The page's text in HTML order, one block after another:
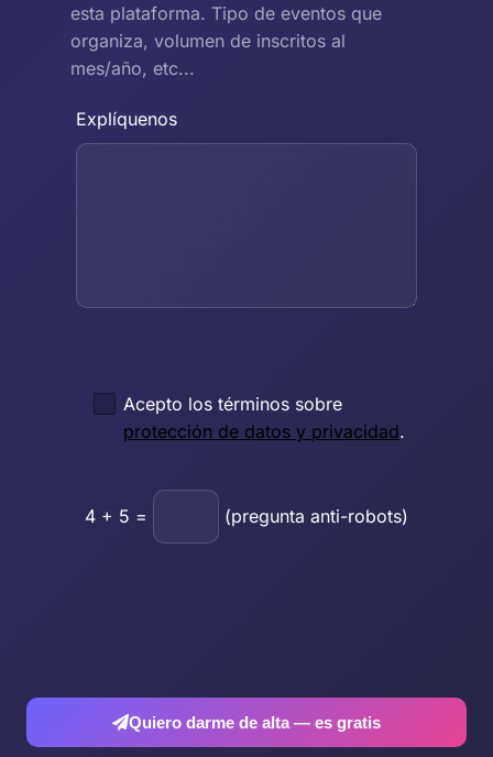
esta plataforma. Tipo de eventos que
organiza, volumen de inscritos al
mes/año, etc...
Explíquenos
Acepto los términos sobre
protección de datos y privacidad.
4 + 5 = (pregunta anti-robots)
Quiero darme de alta — es gratis